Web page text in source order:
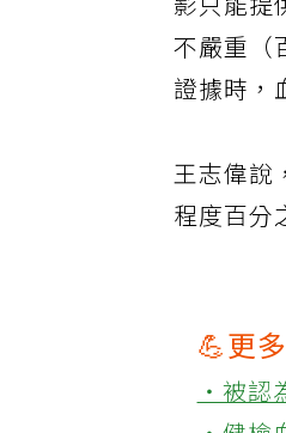
影只能提
不嚴重（
證據時，
王志偉說
程度百分
💪更
‧被認